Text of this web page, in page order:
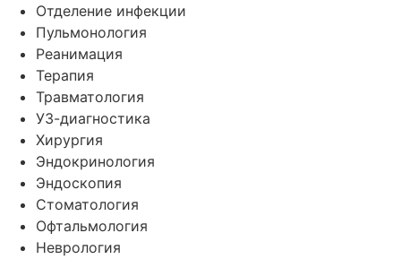
Отделение инфекции
Пульмонология
Реанимация
Терапия
Травматология
УЗ-диагностика
Хирургия
Эндокринология
Эндоскопия
Стоматология
Офтальмология
Неврология